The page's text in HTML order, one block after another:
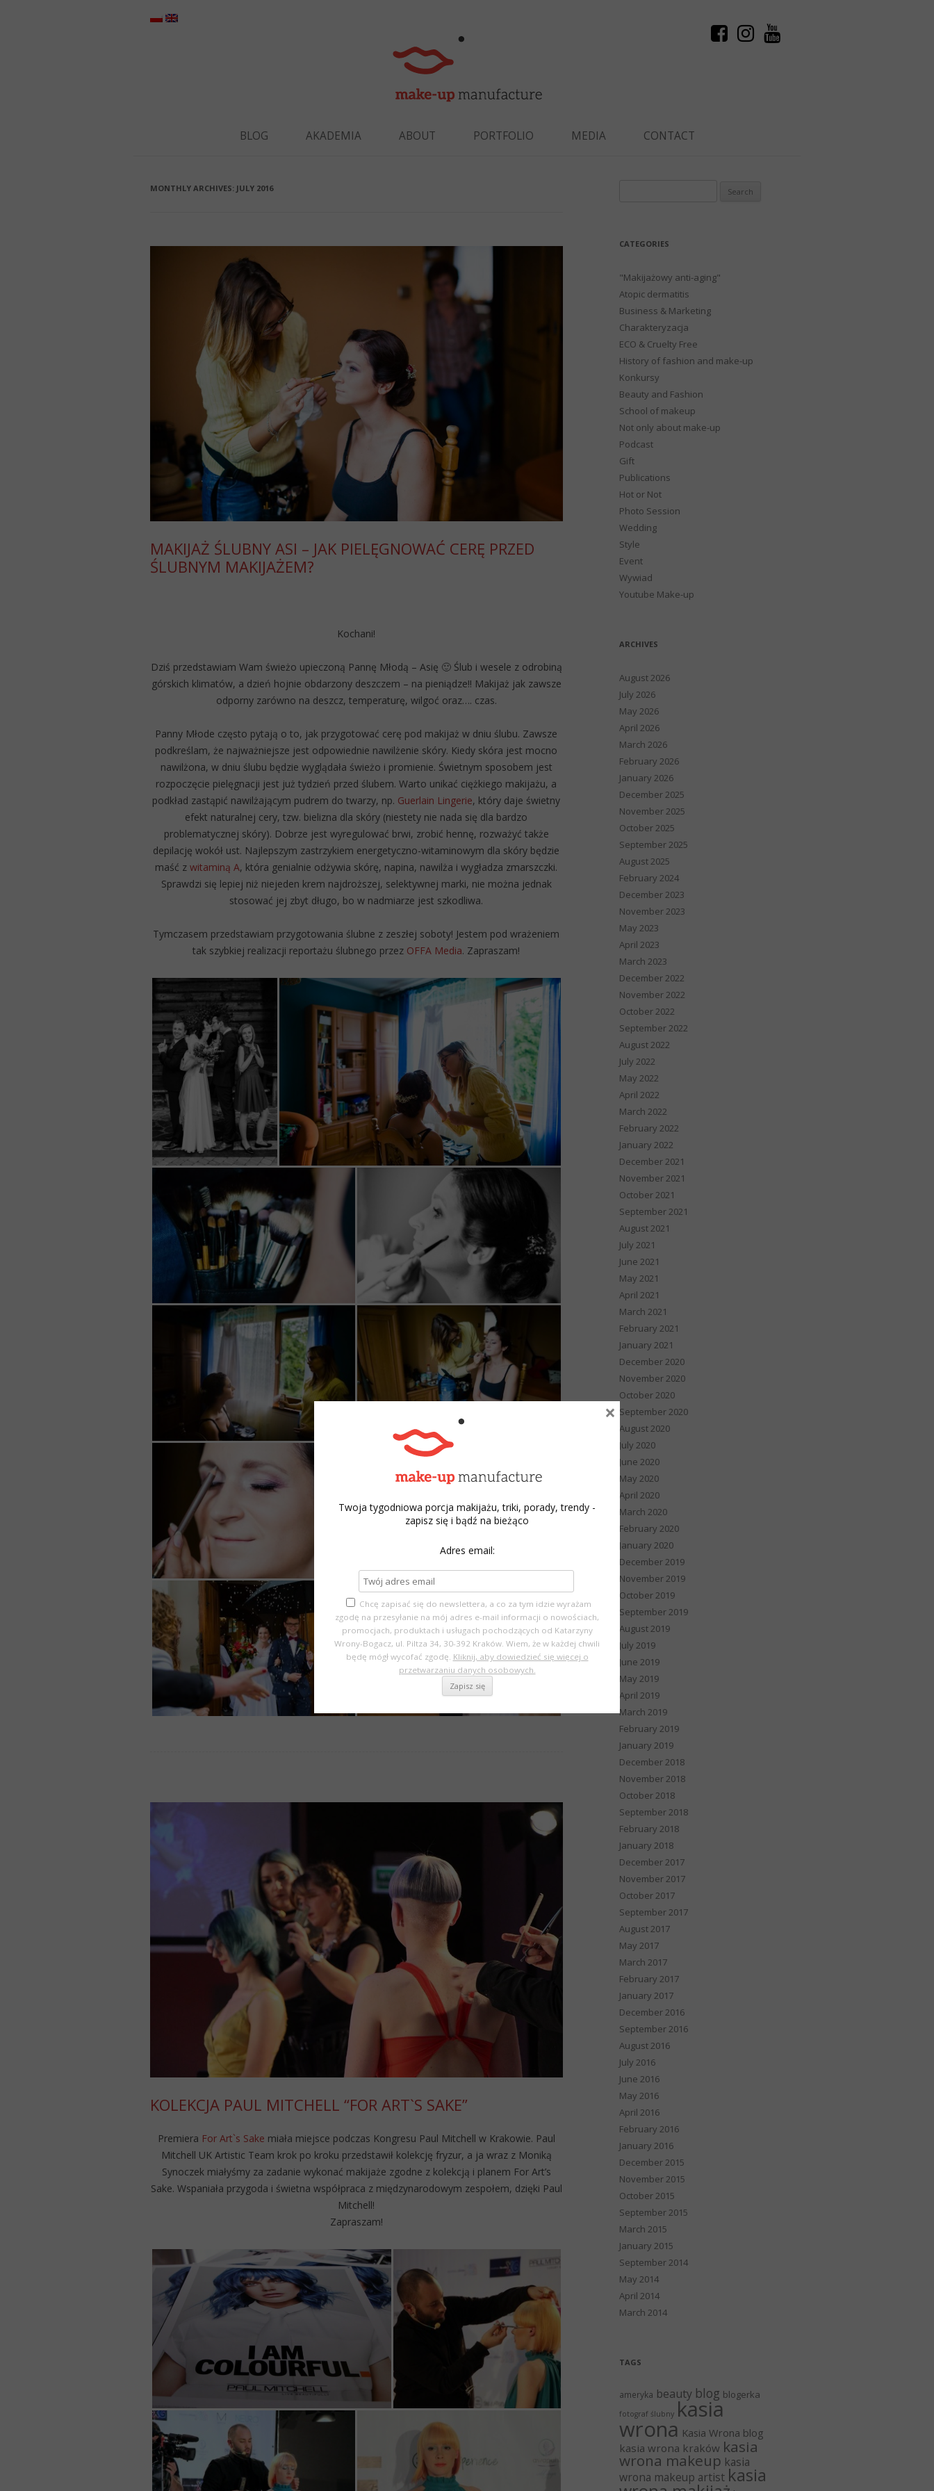
BLOG AKADEMIA ABOUT PORTFOLIO MEDIA CONTACT
MONTHLY ARCHIVES: JULY 2016
MAKIJAŻ ŚLUBNY ASI – JAK PIELĘGNOWAĆ CERĘ PRZED
ŚLUBNYM MAKIJAŻEM?
Kochani!
Dziś przedstawiam Wam świeżo upieczoną Pannę Młodą – Asię 🙂 Ślub i wesele z odrobiną
górskich klimatów, a dzień hojnie obdarzony deszczem – na pieniądze!! Makijaż jak zawsze
odporny zarówno na deszcz, temperaturę, wilgoć oraz…. czas.
Panny Młode często pytają o to, jak przygotować cerę pod makijaż w dniu ślubu. Zawsze
podkreślam, że najważniejsze jest odpowiednie nawilżenie skóry. Kiedy skóra jest mocno
nawilżona, w dniu ślubu będzie wyglądała świeżo i promienie. Świetnym sposobem jest
rozpoczęcie pielęgnacji jest już tydzień przed ślubem. Warto unikać ciężkiego makijażu, a
podkład zastąpić nawilżającym pudrem do twarzy, np. Guerlain Lingerie, który daje świetny
efekt naturalnej cery, tzw. bielizna dla skóry (niestety nie nada się dla bardzo
problematycznej skóry). Dobrze jest wyregulować brwi, zrobić hennę, rozważyć także
depilację wokół ust. Najlepszym zastrzykiem energetyczno-witaminowym dla skóry będzie
maść zwitaminą A, która genialnie odżywia skórę, napina, nawilża i wygładza zmarszczki.
Sprawdzi się lepiej niż niejeden krem najdroższej, selektywnej marki, nie można jednak
stosować jej zbyt długo, bo w nadmiarze jest szkodliwa.
Tymczasem przedstawiam przygotowania ślubne z zeszłej soboty! Jestem pod wrażeniem
tak szybkiej realizacji reportażu ślubnego przez OFFA Media. Zapraszam!
KOLEKCJA PAUL MITCHELL “FOR ART`S SAKE”
Premiera For Art`s Sake miała miejsce podczas Kongresu Paul Mitchell w Krakowie. Paul
Mitchell UK Artistic Team krok po kroku przedstawił kolekcję fryzur, a ja wraz z Moniką
Synoczek miałyśmy za zadanie wykonać makijaże zgodne z kolekcją i planem For Art’s
Sake. Wspaniała przygoda i świetna współpraca z międzynarodowym zespołem, dzięki Paul
Mitchell!
Zapraszam!
CATEGORIES
"Makijażowy anti-aging"
Atopic dermatitis
Business & Marketing
Charakteryzacja
ECO & Cruelty Free
History of fashion and make-up
Konkursy
Beauty and Fashion
School of makeup
Not only about make-up
Podcast
Gift
Publications
Hot or Not
Photo Session
Wedding
Style
Event
Wywiad
Youtube Make-up
ARCHIVES
August 2026
July 2026
May 2026
April 2026
March 2026
February 2026
January 2026
December 2025
November 2025
October 2025
September 2025
August 2025
February 2024
December 2023
November 2023
May 2023
April 2023
March 2023
December 2022
November 2022
October 2022
September 2022
August 2022
July 2022
May 2022
April 2022
March 2022
February 2022
January 2022
December 2021
November 2021
October 2021
September 2021
August 2021
July 2021
June 2021
May 2021
April 2021
March 2021
February 2021
January 2021
December 2020
November 2020
October 2020
September 2020
August 2020
July 2020
June 2020
May 2020
April 2020
March 2020
February 2020
January 2020
December 2019
November 2019
October 2019
September 2019
August 2019
July 2019
June 2019
May 2019
April 2019
March 2019
February 2019
January 2019
December 2018
November 2018
October 2018
September 2018
February 2018
January 2018
December 2017
November 2017
October 2017
September 2017
August 2017
May 2017
March 2017
February 2017
January 2017
December 2016
September 2016
August 2016
July 2016
June 2016
May 2016
April 2016
February 2016
January 2016
December 2015
November 2015
October 2015
September 2015
March 2015
January 2015
September 2014
May 2014
April 2014
March 2014
TAGS
ameryka beauty blog blogerka
fotograf ślubny kasia
wrona Kasia Wrona blog
kasia wrona kraków kasia
wrona makeup kasia
wrona makeup artist kasia
Twoja tygodniowa porcja makijażu, triki, porady, trendy -
zapisz się i bądź na bieżąco
Adres email:
Chcę zapisać się do newslettera, a co za tym idzie wyrażam
zgodę na przesyłanie na mój adres e-mail informacji o nowościach,
promocjach, produktach i usługach pochodzących od Katarzyny
Wrony-Bogacz, ul. Piltza 34, 30-392 Kraków. Wiem, że w każdej chwili
będę mógł wycofać zgodę. Kliknij, aby dowiedzieć się więcej o
przetwarzaniu danych osobowych.
×